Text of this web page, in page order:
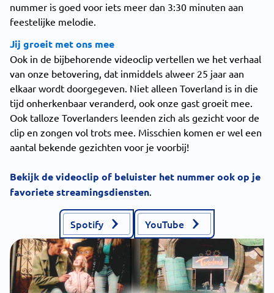
nummer is goed voor iets meer dan 3:30 minuten aan
feestelijke melodie.
Jij groeit met ons mee
Ook in de bijbehorende videoclip vertellen we het verhaal
van onze betovering, dat inmiddels alweer 25 jaar aan
elkaar wordt doorgegeven. Niet alleen Toverland is in die
tijd onherkenbaar veranderd, ook onze gast groeit mee.
Ook talloze Toverlanders leenden zich als gezicht voor de
clip en zongen vol trots mee. Misschien komen er wel een
aantal bekende gezichten voor je voorbij!
Bekijk de videoclip of beluister het nummer ook op je
favoriete streamingsdiensten.
Spotify YouTube